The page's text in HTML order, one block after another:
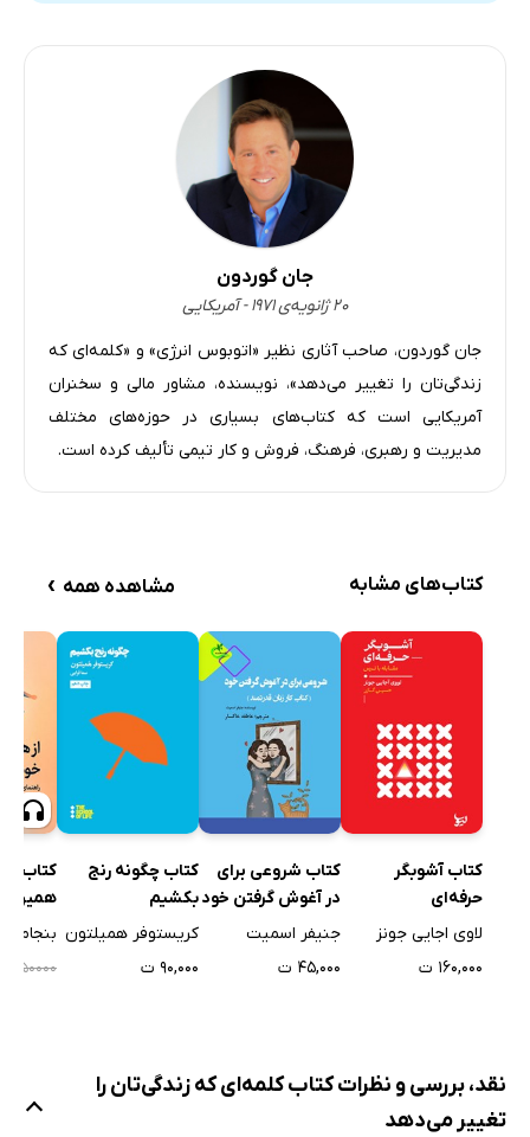
جان گوردون
۲۰ ژانویه‌ی ۱۹۷۱ - آمریکایی
جان گوردون، صاحب آثاری نظیر «اتوبوس انرژی» و «کلمه‌ای که
زندگی‌تان را تغییر می‌دهد»، نویسنده، مشاور مالی و سخنران
آمریکایی است که کتاب‌های بسیاری در حوزه‌های مختلف
مدیریت و رهبری، فرهنگ، فروش و کار تیمی تألیف کرده است.
کتاب‌های مشابه مشاهده همه ›
کتاب آشوبگر
حرفه‌ای
لاوی اجایی جونز
۱۶۰,۰۰۰ ت
کتاب شروعی برای
در آغوش گرفتن خود
جنیفر اسمیت
۴۵,۰۰۰ ت
کتاب چگونه رنج
بکشیم
کریستوفر همیلتون
۹۰,۰۰۰ ت
کتاب
همین
۱۵۰۰۰۰
نقد، بررسی و نظرات کتاب کلمه‌ای‌ که زندگی‌تان را
تغییر می‌دهد